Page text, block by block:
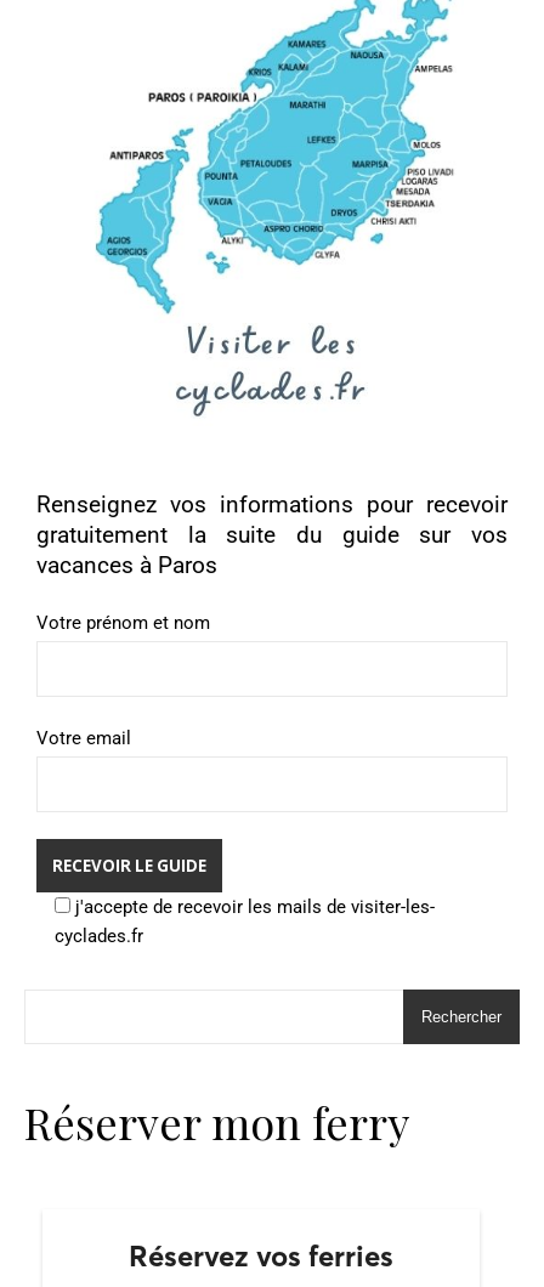
Renseignez vos informations pour recevoir
gratuitement la suite du guide sur vos
vacances à Paros
Votre prénom et nom
Votre email
j'accepte de recevoir les mails de visiter-les-
cyclades.fr
Rechercher
Réserver mon ferry